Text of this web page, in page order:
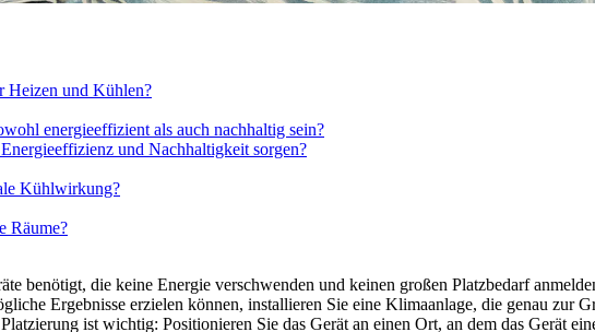
Heizen und Kühlen?
energieeffizient als auch nachhaltig sein?
und Nachhaltigkeit sorgen?
Kühlwirkung?
Räume?
benötigt, die keine Energie verschwenden und keinen großen Platzbedarf
Ergebnisse erzielen können, installieren Sie eine Klimaanlage, die genau zur
ist wichtig: Positionieren Sie das Gerät an einen Ort, an dem das Gerät